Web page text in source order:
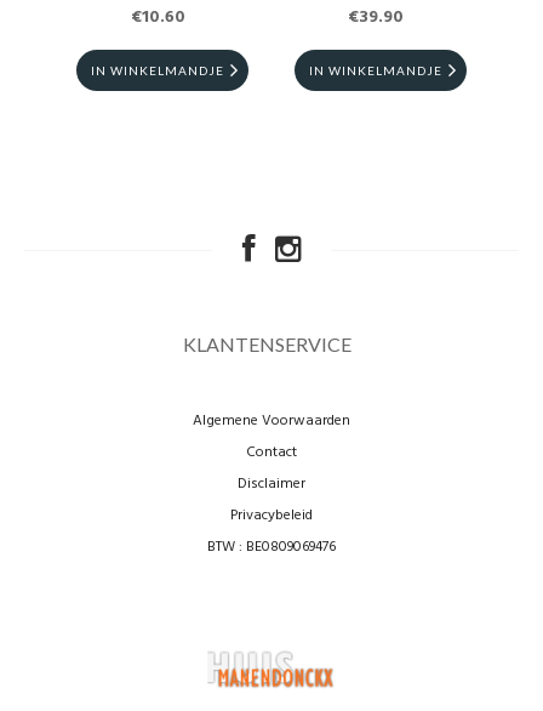
€10.60
IN WINKELMANDJE
0.75L
€39.90
IN WINKELMANDJE
KLANTENSERVICE
Algemene Voorwaarden
Contact
Disclaimer
Privacybeleid
BTW : BE0809069476